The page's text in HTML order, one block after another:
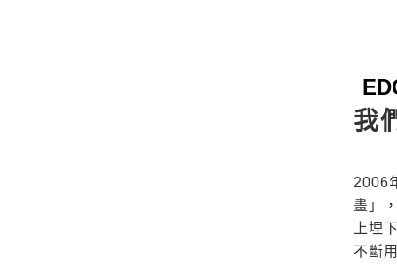
我
2006
畫」
上埋
不斷